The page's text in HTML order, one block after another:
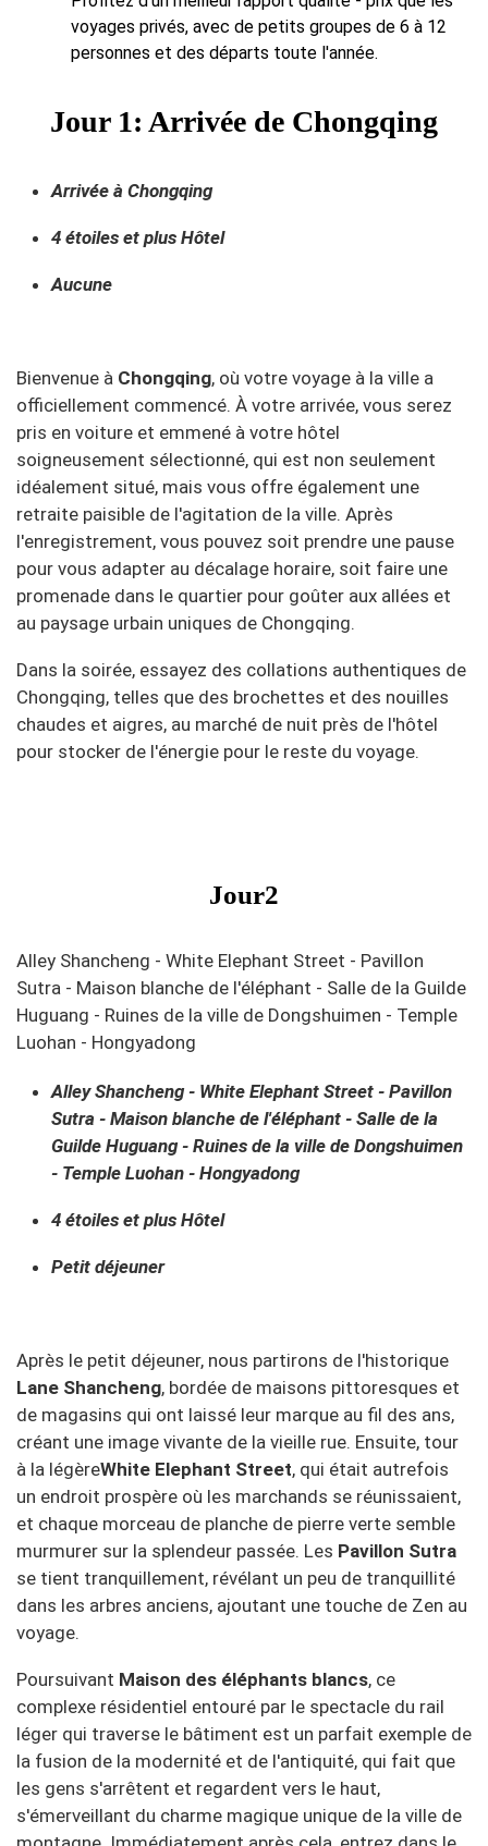
voyages privés, avec de petits groupes de 6 à 12
personnes et des départs toute l'année.
Jour 1: Arrivée de Chongqing
Arrivée à Chongqing
4 étoiles et plus Hôtel
Aucune
Bienvenue à Chongqing, où votre voyage à la ville a
officiellement commencé. À votre arrivée, vous serez
pris en voiture et emmené à votre hôtel
soigneusement sélectionné, qui est non seulement
idéalement situé, mais vous offre également une
retraite paisible de l'agitation de la ville. Après
l'enregistrement, vous pouvez soit prendre une pause
pour vous adapter au décalage horaire, soit faire une
promenade dans le quartier pour goûter aux allées et
au paysage urbain uniques de Chongqing.
Dans la soirée, essayez des collations authentiques de
Chongqing, telles que des brochettes et des nouilles
chaudes et aigres, au marché de nuit près de l'hôtel
pour stocker de l'énergie pour le reste du voyage.
Jour2
Alley Shancheng - White Elephant Street - Pavillon
Sutra - Maison blanche de l'éléphant - Salle de la Guilde
Huguang - Ruines de la ville de Dongshuimen - Temple
Luohan - Hongyadong
Alley Shancheng - White Elephant Street - Pavillon
Sutra - Maison blanche de l'éléphant - Salle de la
Guilde Huguang - Ruines de la ville de Dongshuimen
- Temple Luohan - Hongyadong
4 étoiles et plus Hôtel
Petit déjeuner
Après le petit déjeuner, nous partirons de l'historique
Lane Shancheng, bordée de maisons pittoresques et
de magasins qui ont laissé leur marque au fil des ans,
créant une image vivante de la vieille rue. Ensuite, tour
à la légèreWhite Elephant Street, qui était autrefois
un endroit prospère où les marchands se réunissaient,
et chaque morceau de planche de pierre verte semble
murmurer sur la splendeur passée. Les Pavillon Sutra
se tient tranquillement, révélant un peu de tranquillité
dans les arbres anciens, ajoutant une touche de Zen au
voyage.
Poursuivant Maison des éléphants blancs, ce
complexe résidentiel entouré par le spectacle du rail
léger qui traverse le bâtiment est un parfait exemple de
la fusion de la modernité et de l'antiquité, qui fait que
les gens s'arrêtent et regardent vers le haut,
s'émerveillant du charme magique unique de la ville de